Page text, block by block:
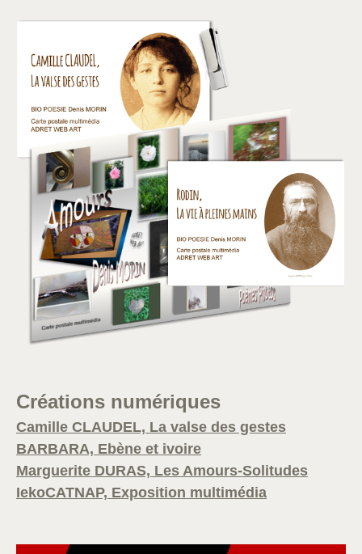
Créations numériques
Camille CLAUDEL, La valse des gestes
BARBARA, Ebène et ivoire
Marguerite DURAS, Les Amours-Solitudes
IekoCATNAP, Exposition multimédia